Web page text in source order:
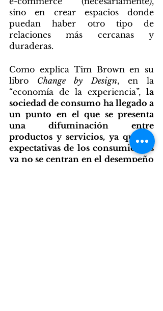
sino en crear espacios donde
puedan haber otro tipo de
relaciones más cercanas y
duraderas.
Como explica Tim Brown en su
libro Change by Design, en la
“economía de la experiencia”, la
sociedad de consumo ha llegado a
un punto en el que se presenta
una difuminación entre
productos y servicios, ya que las
expectativas de los consumidores
ya no se centran en el desempeño